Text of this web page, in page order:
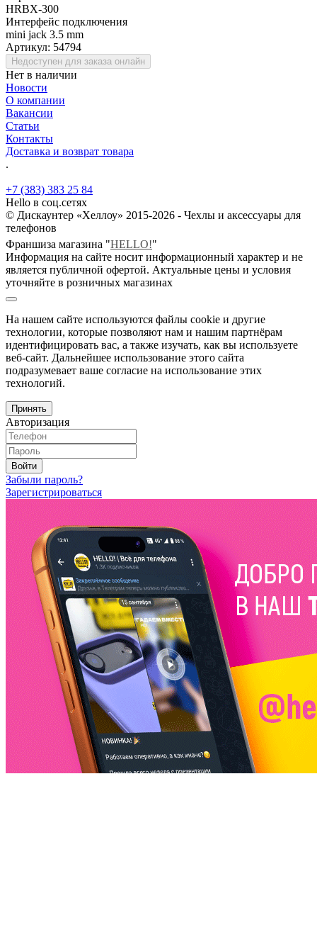
HRBX-300
Интерфейс подключения
mini jack 3.5 mm
Артикул: 54794
Недоступен для заказа онлайн
Нет в наличии
Новости
О компании
Вакансии
Статьи
Контакты
Доставка и возврат товара
.
+7 (383) 383 25 84
Hello в соц.сетях
© Дискаунтер «Хеллоу» 2015-2026 - Чехлы и аксессуары для
телефонов
Франшиза магазина "HELLO!"
Информация на сайте носит информационный характер и не
является публичной офертой. Актуальные цены и условия
уточняйте в розничных магазинах
На нашем сайте используются файлы cookie и другие
технологии, которые позволяют нам и нашим партнёрам
идентифицировать вас, а также изучать, как вы используете
веб-сайт. Дальнейшее использование этого сайта
подразумевает ваше согласие на использование этих
технологий.
Принять
Авторизация
Войти
Забыли пароль?
Зарегистрироваться